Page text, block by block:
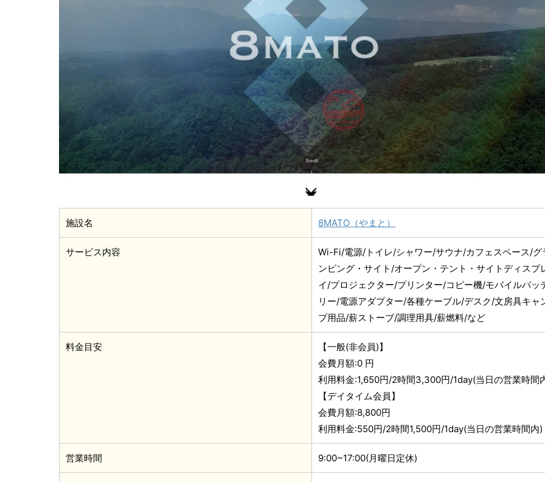
施設名 8MATO（やまと）
サービス内容
Wi-Fi/電源/トイレ/シャワー/サウナ/カフェスペース/グ
ンピング・サイト/オープン・テント・サイトディスプ
イ/プロジェクター/プリンター/コピー機/モバイルバッ
リー/電源アダプター/各種ケーブル/デスク/文房具キャ
プ用品/薪ストーブ/調理用具/薪燃料/など
料金目安
【一般(非会員)】
会費月額:0 円
利用料金:1,650円/2時間3,300円/1day(当日の営業時間
【デイタイム会員】
会費月額:8,800円
利用料金:550円/2時間1,500円/1day(当日の営業時間内)
営業時間 9:00~17:00(月曜日定休)